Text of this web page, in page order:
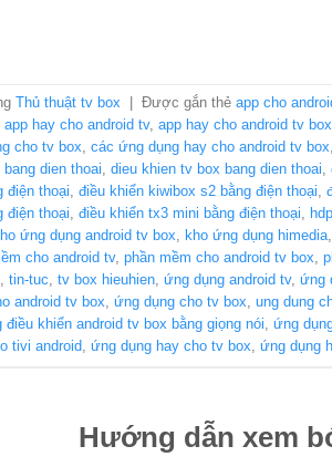
Thủ thuật tv box Được gắn thẻ app cho
app hay cho android tv, app hay cho android tv box
cho tv box, các ứng dụng hay cho android tv box,
dien thoai, dieu khien tv box bang dien thoai,
điện thoại, điều khiển kiwibox s2 bằng điện thoại,
điện thoại, điều khiển tx3 mini bằng điện thoại,
ứng dụng android tv box, kho ứng dụng himedia,
cho android tv, phần mềm cho android tv box,
, tin-tuc, tv box hieuhien, ứng dụng android tv, ứng
android tv box, ứng dụng cho tv box, ung dung
điều khiển android tv box bằng giọng nói, ứng
tivi android, ứng dụng hay cho tv box, ứng dụng
Hướng dẫn xem